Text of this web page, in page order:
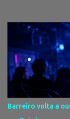
Fernando Correia
musical, mas são
Tejo que
gerações e faz da
verão português.
acontecer a Festa
viver apenas junto
daí, o som das
Barreiro volta a